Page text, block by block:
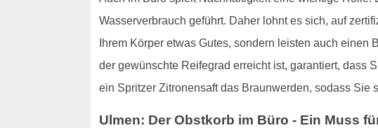
Wasserverbrauch geführt. Daher lohnt es sich, auf
Ihrem Körper etwas Gutes, sondern leisten auch
der gewünschte Reifegrad erreicht ist, garantiert, dass
ein Spritzer Zitronensaft das Braunwerden, sodass
Ulmen: Der Obstkorb im Büro - Ein Muss